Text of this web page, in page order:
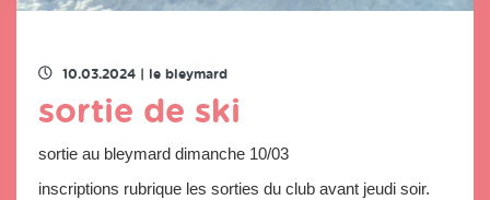
10.03.2024 le bleymard
sortie de ski
sortie au bleymard dimanche 10/03
inscriptions rubrique les sorties du club avant jeudi soir.